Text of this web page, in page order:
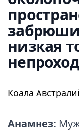
низкая
Коала
Анамнез: